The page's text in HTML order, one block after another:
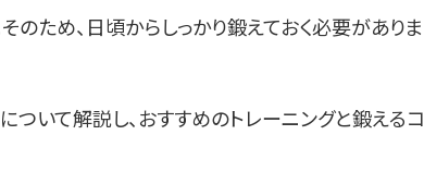
のため、日頃からしっかり鍛えておく必要がありま
いて解説し、おすすめのトレーニングと鍛えるコ